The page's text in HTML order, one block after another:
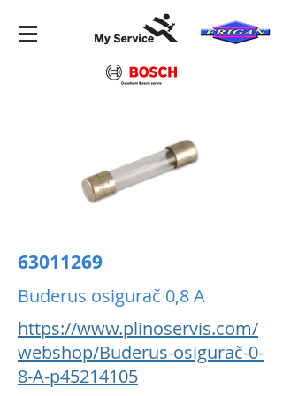
63011269
Buderus osigurač 0,8 A
https://www.plinoservis.com/
webshop/Buderus-osigurač-0-
8-A-p45214105